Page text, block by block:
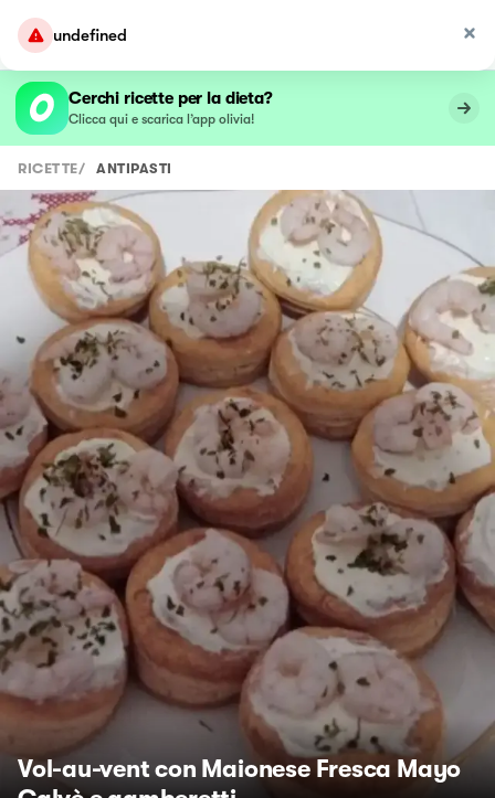
undefined
Cerchi ricette per la dieta?
Clicca qui e scarica l’app olivia!
RICETTE/ ANTIPASTI
Vol-au-vent con Maionese Fresca Mayo